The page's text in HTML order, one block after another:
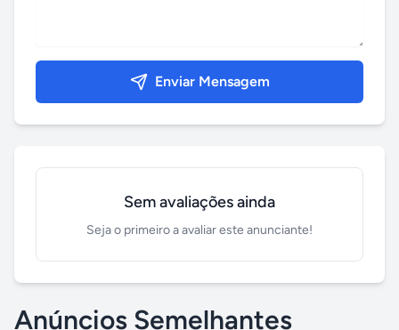
Enviar Mensagem
Sem avaliações ainda
Seja o primeiro a avaliar este anunciante!
Anúncios Semelhantes